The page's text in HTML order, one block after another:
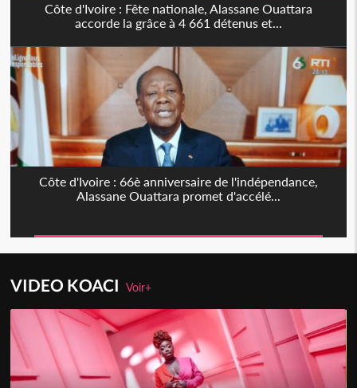
Côte d'Ivoire : Fête nationale, Alassane Ouattara
accorde la grâce à 4 661 détenus et...
Côte d'Ivoire : 66è anniversaire de l'indépendance,
Alassane Ouattara promet d'accélé...
VIDEO KOACIVoir+